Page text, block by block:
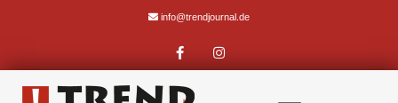
info@trendjournal.de